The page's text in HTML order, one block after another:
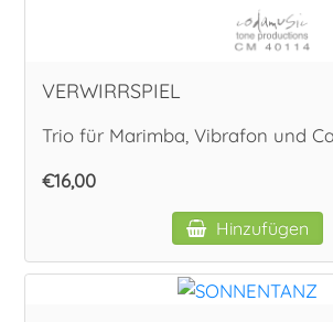
VERWIRRSPIEL
Trio für Marimba, Vibrafon und
€16,00
Hinzufügen